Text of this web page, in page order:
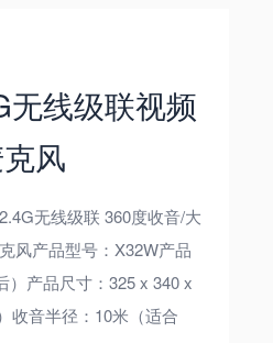
线级联视频
风
无线级联 360度收音/大
风产品型号：X32W产品
）产品尺寸：325 x 340 x
收音半径：10米（适合